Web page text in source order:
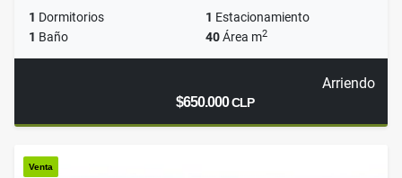
1 Dormitorios 1 Estacionamiento
1 Baño 40Área m2
Arriendo
$650.000CLP
Venta